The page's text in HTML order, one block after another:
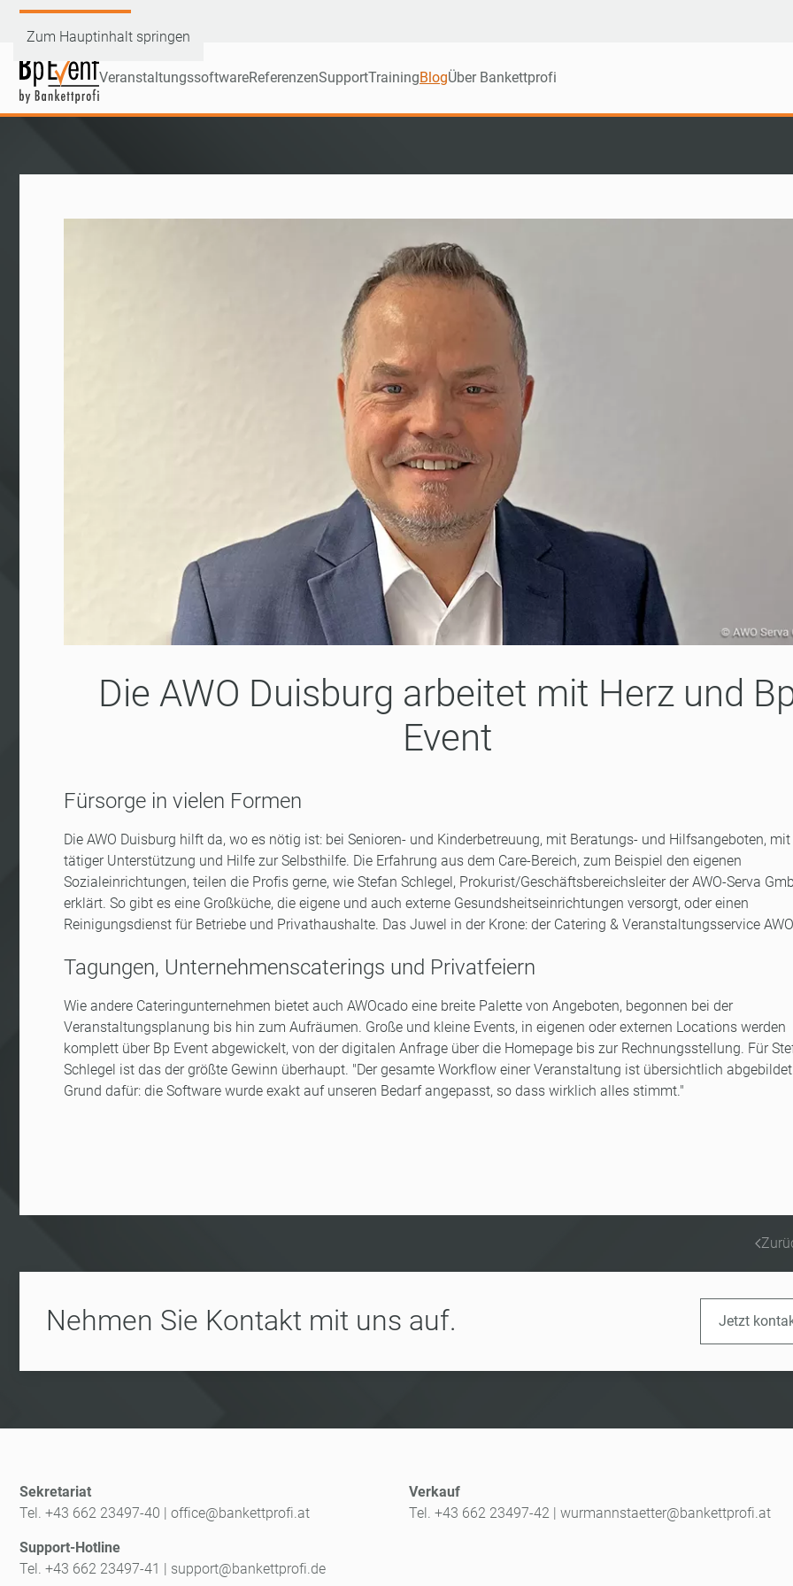
Zum Hauptinhalt springen
VeranstaltungssoftwareReferenzenSupportTrainingBlogÜber Bankettprofi
Die AWO Duisburg arbeitet mit Herz und
Event
Fürsorge in vielen Formen
Die AWO Duisburg hilft da, wo es nötig ist: bei Senioren- und Kinderbetreuung, mit Beratungs- und Hilfsangeboten, mit
tätiger Unterstützung und Hilfe zur Selbsthilfe. Die Erfahrung aus dem Care-Bereich, zum Beispiel den eigenen
Sozialeinrichtungen, teilen die Profis gerne, wie Stefan Schlegel, Prokurist/Geschäftsbereichsleiter der AWO-Serva
erklärt. So gibt es eine Großküche, die eigene und auch externe Gesundsheitseinrichtungen versorgt, oder einen
Reinigungsdienst für Betriebe und Privathaushalte. Das Juwel in der Krone: der Catering & Veranstaltungsservice
Tagungen, Unternehmenscaterings und Privatfeiern
Wie andere Cateringunternehmen bietet auch AWOcado eine breite Palette von Angeboten, begonnen bei der
Veranstaltungsplanung bis hin zum Aufräumen. Große und kleine Events, in eigenen oder externen Locations werden
komplett über Bp Event abgewickelt, von der digitalen Anfrage über die Homepage bis zur Rechnungsstellung. Für
Schlegel ist das der größte Gewinn überhaupt. "Der gesamte Workflow einer Veranstaltung ist übersichtlich
Grund dafür: die Software wurde exakt auf unseren Bedarf angepasst, so dass wirklich alles stimmt."
Nehmen Sie Kontakt mit uns auf. Jetzt
Sekretariat
Tel. +43 662 23497-40 | office@bankettprofi.at
Support-Hotline
Tel. +43 662 23497-41 | support@bankettprofi.de
Verkauf
Tel. +43 662 23497-42 | wurmannstaetter@bankettprofi.at